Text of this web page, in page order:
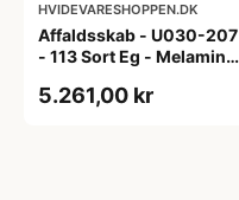
HVIDEVARESHOPPEN.DK
Affaldsskab - U030-207
- 113 Sort Eg - Melamin,
5.261,00 kr